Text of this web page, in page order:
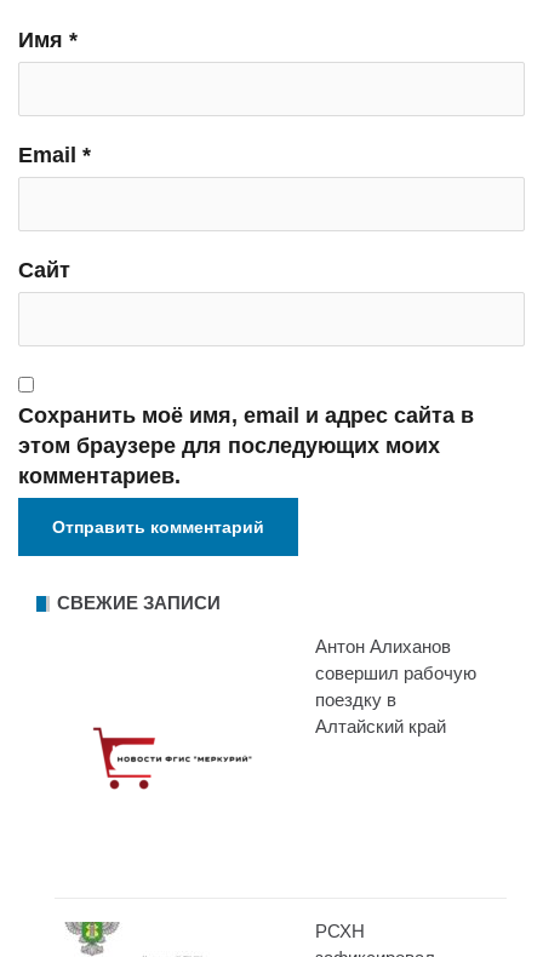
Имя *
Email *
Сайт
Сохранить моё имя, email и адрес сайта в
этом браузере для последующих моих
комментариев.
СВЕЖИЕ ЗАПИСИ
Антон Алиханов
совершил рабочую
поездку в
Алтайский край
РСХН